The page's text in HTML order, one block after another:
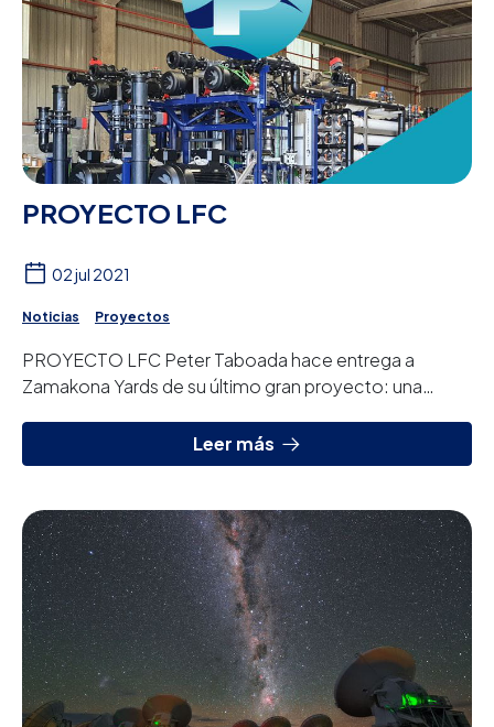
PROYECTO LFC
02 jul 2021
Noticias Proyectos
PROYECTO LFC Peter Taboada hace entrega a
Zamakona Yards de su último gran proyecto: una
Leer más